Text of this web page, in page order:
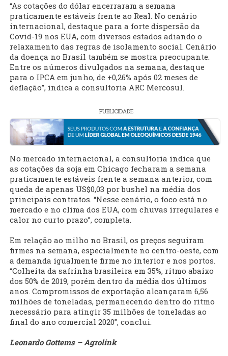
“As cotações do dólar encerraram a semana
praticamente estáveis frente ao Real. No cenário
internacional, destaque para a forte dispersão da
Covid-19 nos EUA, com diversos estados adiando o
relaxamento das regras de isolamento social. Cenário
da doença no Brasil também se mostra preocupante.
Entre os números divulgados na semana, destaque
para o IPCA em junho, de +0,26% após 02 meses de
deflação”, indica a consultoria ARC Mercosul.
PUBLICIDADE
No mercado internacional, a consultoria indica que
as cotações da soja em Chicago fecharam a semana
praticamente estáveis frente a semana anterior, com
queda de apenas US$0,03 por bushel na média dos
principais contratos. “Nesse cenário, o foco está no
mercado e no clima dos EUA, com chuvas irregulares e
calor no curto prazo”, completa.
Em relação ao milho no Brasil, os preços seguiram
firmes na semana, especialmente no centro-oeste, com
a demanda igualmente firme no interior e nos portos.
“Colheita da safrinha brasileira em 35%, ritmo abaixo
dos 50% de 2019, porém dentro da média dos últimos
anos. Compromissos de exportação alcançaram 6,56
milhões de toneladas, permanecendo dentro do ritmo
necessário para atingir 35 milhões de toneladas ao
final do ano comercial 2020”, conclui.
Leonardo Gottems – Agrolink